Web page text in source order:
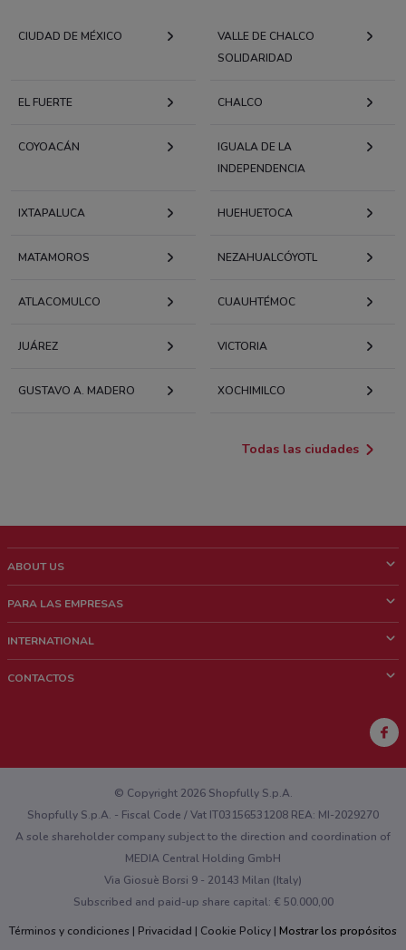
CIUDAD DE MÉXICO
VALLE DE CHALCO
SOLIDARIDAD
EL FUERTE CHALCO
COYOACÁN
IGUALA DE LA
INDEPENDENCIA
IXTAPALUCA HUEHUETOCA
MATAMOROS NEZAHUALCÓYOTL
ATLACOMULCO CUAUHTÉMOC
JUÁREZ VICTORIA
GUSTAVO A. MADERO XOCHIMILCO
Todas las ciudades
ABOUT US
¿Quiénes Somos?
Trabaja con nosotros
PARA LAS EMPRESAS
Contacto comercial
INTERNATIONAL
CONTACTOS
¿Encontraste un problema en la web o en la aplicación?
© Copyright 2026 Shopfully S.p.A.
Shopfully S.p.A. - Fiscal Code / Vat IT03156531208 REA: MI-2029270
A sole shareholder company subject to the direction and coordination of
MEDIA Central Holding GmbH
Via Giosuè Borsi 9 - 20143 Milan (Italy)
Subscribed and paid-up share capital: € 50.000,00
Términos y condiciones
Privacidad Cookie Policy Mostrar los propósitos